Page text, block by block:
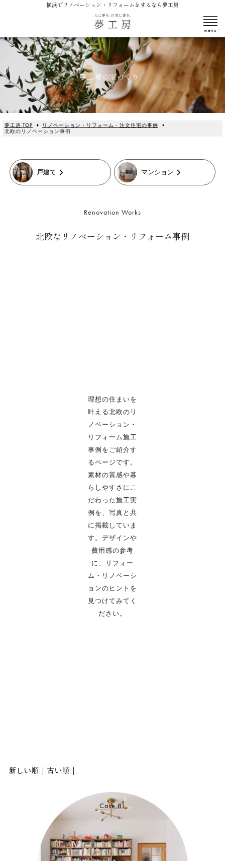
横浜でリノベーション・リフォームをするなら夢工房
夢工房の家づくり
夢工房 TOP
リノベーション・リフォーム・注文住宅の事例
北欧のリノベーション事例
戸建て マンション
Renovation Works
北欧なリノベーション・リフォーム事例
理想の住まいを
叶える北欧のリ
ノベーション・
リフォーム施工
事例をご紹介す
るページです。
素材の質感や暮
らしやすさにこ
だわった施工実
例を、写真と共
に掲載していま
す。 デザインや
費用感の参考
に、リフォー
ム・リノベーシ
ョンのヒントを
見つけてみてく
ださい。
新しい順 | 古い順 |
Case.81